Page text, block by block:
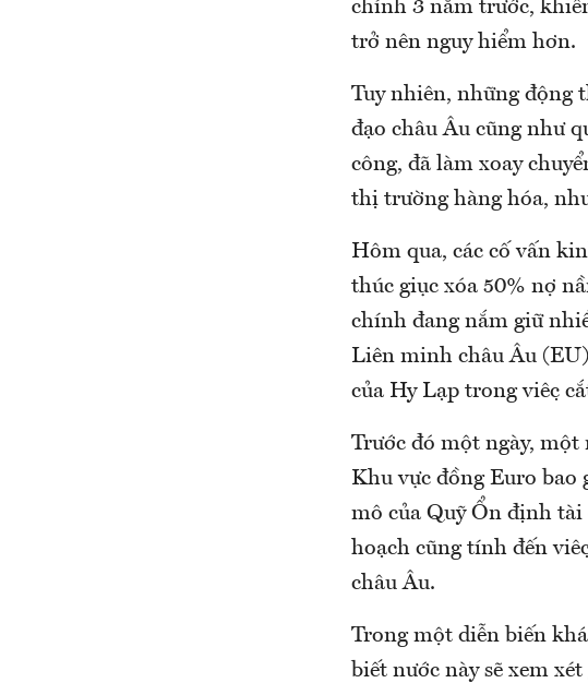
chính 3 năm trước,
trở nên nguy hiểm hơn.
Tuy nhiên, những động
đạo châu Âu cũng như
công, đã làm xoay
thị trường hàng hóa,
Hôm qua, các cố vấn
thúc giục xóa 50% nợ
chính đang nắm giữ
Liên minh châu Âu
của Hy Lạp trong việc
Trước đó một ngày,
Khu vực đồng Euro bao
mô của Quỹ Ổn định
hoạch cũng tính đến
châu Âu.
Trong một diễn biến
biết nước này sẽ xem